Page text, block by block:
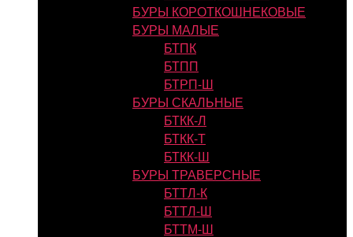
БУРЫ КОРОТКОШНЕКОВЫЕ
БУРЫ МАЛЫЕ
БТПК
БТПП
БТРП-Ш
БУРЫ СКАЛЬНЫЕ
БТКК-Л
БТКК-Т
БТКК-Ш
БУРЫ ТРАВЕРСНЫЕ
БТТЛ-К
БТТЛ-Ш
БТТМ-Ш